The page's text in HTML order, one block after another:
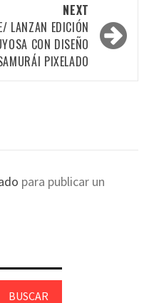
NEXT
LANZAN EDICIÓN
CON DISEÑO
PIXELADO
para publicar un
BUSCAR